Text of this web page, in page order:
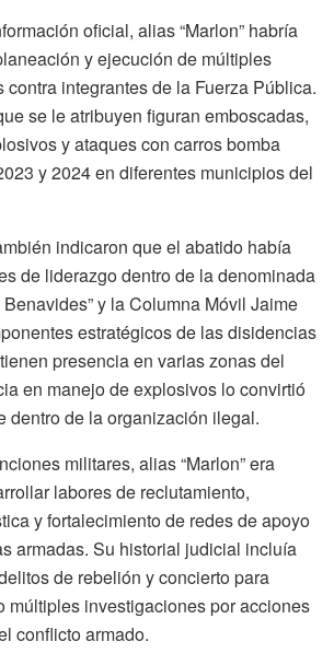
oficial, alias “Marlon” habría
y ejecución de múltiples
integrantes de la Fuerza Pública.
se le atribuyen figuran emboscadas,
y ataques con carros bomba
y 2024 en diferentes municipios del
indicaron que el abatido había
de liderazgo dentro de la denominada
Benavides” y la Columna Móvil Jaime
estratégicos de las disidencias
presencia en varias zonas del
en manejo de explosivos lo convirtió
dentro de la organización ilegal.
militares, alias “Marlon” era
labores de reclutamiento,
y fortalecimiento de redes de apoyo
armadas. Su historial judicial incluía
de rebelión y concierto para
múltiples investigaciones por acciones
conflicto armado.